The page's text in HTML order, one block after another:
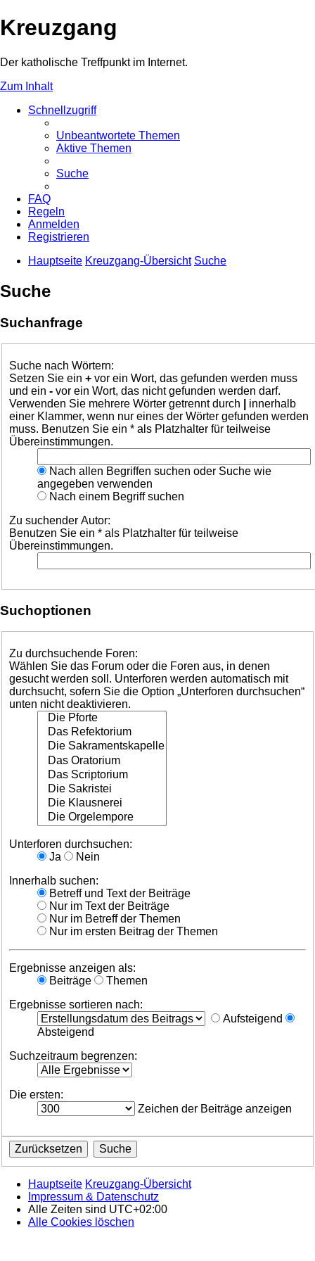
Kreuzgang
Der katholische Treffpunkt im Internet.
Zum Inhalt
Schnellzugriff
Unbeantwortete Themen
Aktive Themen
Suche
FAQ
Regeln
Anmelden
Registrieren
Hauptseite Kreuzgang-Übersicht Suche
Suche
Suchanfrage
Suche nach Wörtern:
Setzen Sie ein + vor ein Wort, das gefunden werden muss
und ein - vor ein Wort, das nicht gefunden werden darf.
Verwenden Sie mehrere Wörter getrennt durch
innerhalb
einer Klammer, wenn nur eines der Wörter gefunden werden
muss. Benutzen Sie ein * als Platzhalter für teilweise
Übereinstimmungen.
Nach allen Begriffen suchen oder Suche wie
angegeben verwenden
Nach einem Begriff suchen
Zu suchender Autor:
Benutzen Sie ein * als Platzhalter für teilweise
Übereinstimmungen.
Suchoptionen
Zu durchsuchende Foren:
Wählen Sie das Forum oder die Foren aus, in denen
gesucht werden soll. Unterforen werden automatisch mit
durchsucht, sofern Sie die Option „Unterforen durchsuchen“
unten nicht deaktivieren.
Unterforen durchsuchen:
Ja
Nein
Innerhalb suchen:
Betreff und Text der Beiträge
Nur im Text der Beiträge
Nur im Betreff der Themen
Nur im ersten Beitrag der Themen
Ergebnisse anzeigen als:
Beiträge
Themen
Ergebnisse sortieren nach:
Aufsteigend
Absteigend
Suchzeitraum begrenzen:
Die ersten:
Zeichen der Beiträge anzeigen
Hauptseite Kreuzgang-Übersicht
Impressum & Datenschutz
Alle Zeiten sind UTC+02:00
Alle Cookies löschen